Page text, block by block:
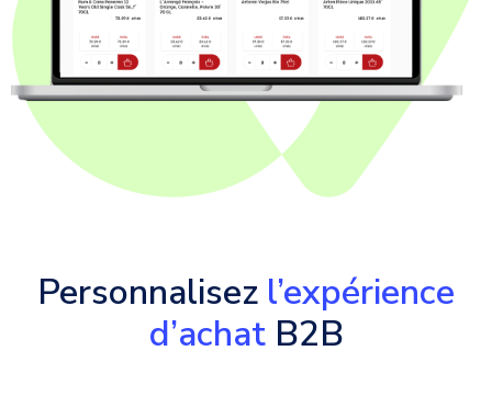
Personnalisez l’expérience
d’achatB2B